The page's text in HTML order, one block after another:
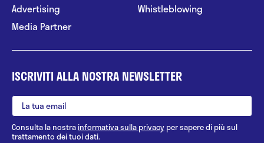
Advertising
Media Partner
Whistleblowing
ISCRIVITI ALLA NOSTRA NEWSLETTER
Consulta la nostrainformativa sulla privacy per sapere di più sul
trattamento dei tuoi dati.